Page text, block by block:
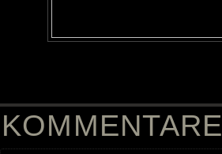
KOMMENTARE